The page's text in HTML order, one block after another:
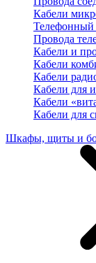
Кабели
Провода
Кабели и
Кабели
Кабели
Кабели для
Кабели
Кабели для
Шкафы, щиты и